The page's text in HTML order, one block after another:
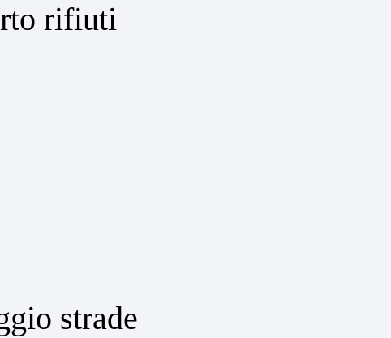
rifiuti
strade